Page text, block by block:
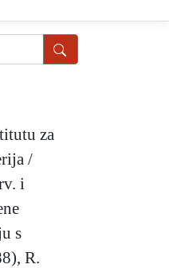
za
/
i
s
R.